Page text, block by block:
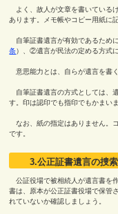
よく、故人が文章を書いている
あります。メモ帳やコピー用紙に
自筆証書遺言が有効であるため
条）、②遺言が民法の定める方式
意思能力とは、自らが遺言を書
自筆証書遺言の方式としては、
す。印は認印でも指印でもかまいま
なお、紙の指定はありません。
です。
3.公正証書遺言の捜索
公証役場で被相続人が遺言書を
書は、原本が公正証書役場で保管
れていないか確認しましょう。